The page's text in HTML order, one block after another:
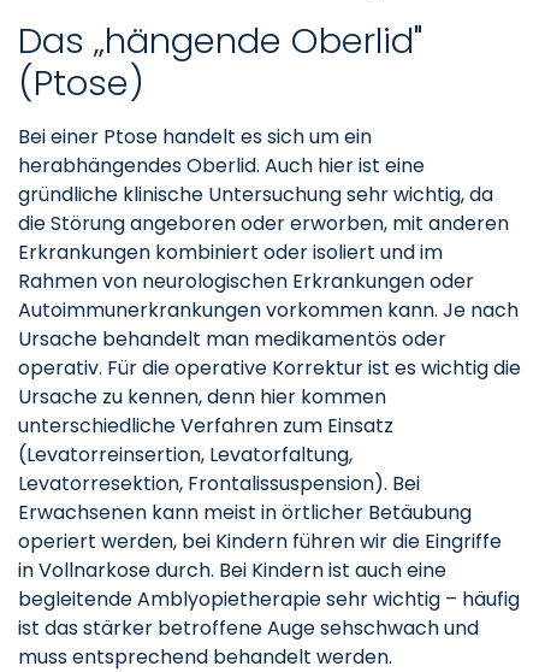
Das „hängende Oberlid"
(Ptose)
Bei einer Ptose handelt es sich um ein
herabhängendes Oberlid. Auch hier ist eine
gründliche klinische Untersuchung sehr wichtig, da
die Störung angeboren oder erworben, mit anderen
Erkrankungen kombiniert oder isoliert und im
Rahmen von neurologischen Erkrankungen oder
Autoimmunerkrankungen vorkommen kann. Je nach
Ursache behandelt man medikamentös oder
operativ. Für die operative Korrektur ist es wichtig die
Ursache zu kennen, denn hier kommen
unterschiedliche Verfahren zum Einsatz
(Levatorreinsertion, Levatorfaltung,
Levatorresektion, Frontalissuspension). Bei
Erwachsenen kann meist in örtlicher Betäubung
operiert werden, bei Kindern führen wir die Eingriffe
in Vollnarkose durch. Bei Kindern ist auch eine
begleitende Amblyopietherapie sehr wichtig – häufig
ist das stärker betroffene Auge sehschwach und
muss entsprechend behandelt werden.